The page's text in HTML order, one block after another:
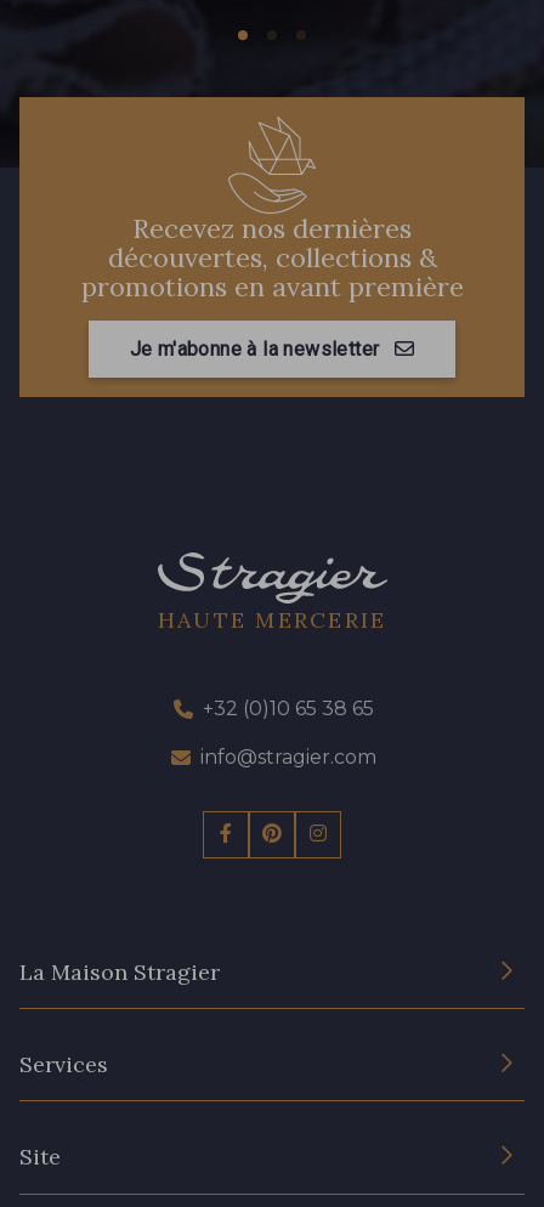
Recevez nos dernières
découvertes, collections &
promotions en avant première
Je m'abonne à la newsletter
HAUTE MERCERIE
+32 (0)10 65 38 65
info@stragier.com
La Maison Stragier
Services
Site